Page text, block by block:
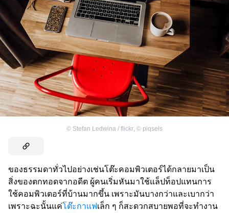
© Stefan Ledwina / flickr © piqsels
ของธรรมดาทั่วไปอย่างเช่นโต๊ะคอมพิวเตอร์ได้กลายมาเป็น
สิ่งของตกทอดจากอดีต ผู้คนเริ่มหันมาใช้แล็ปท็อปแทนการ
ใช้คอมพิวเตอร์ที่บ้านมากขึ้น เพราะมันบางกว่าและเบากว่า
เพราะฉะนั้นแค่โต๊ะกาแฟเล็ก ๆ ก็สะดวกสบายพอที่จะทำงาน